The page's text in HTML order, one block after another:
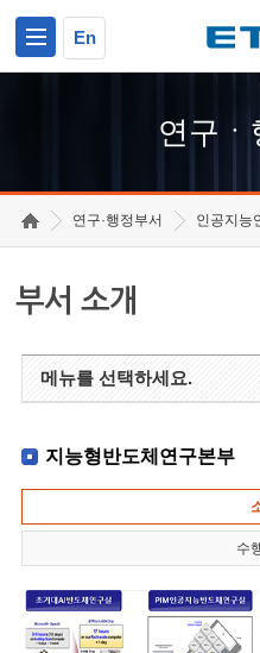
En
연구ㆍ
연구·행정부서 인공지능
부서 소개
메뉴를 선택하세요.
지능형반도체연구본부
수